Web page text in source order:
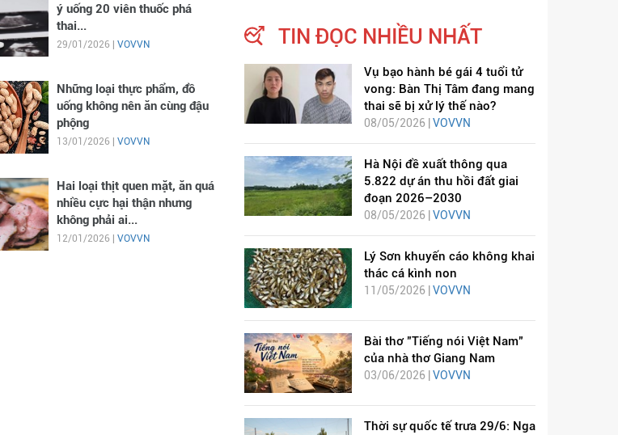
ý uống 20 viên thuốc phá
thai...
29/01/2026 | VOVVN
Những loại thực phẩm, đồ
uống không nên ăn cùng đậu
phộng
13/01/2026 | VOVVN
Hai loại thịt quen mặt, ăn quá
nhiều cực hại thận nhưng
không phải ai...
12/01/2026 | VOVVN
TIN ĐỌC NHIỀU NHẤT
Vụ bạo hành bé gái 4 tuổi tử
vong: Bàn Thị Tâm đang mang
thai sẽ bị xử lý thế nào?
08/05/2026 | VOVVN
Hà Nội đề xuất thông qua
5.822 dự án thu hồi đất giai
đoạn 2026–2030
08/05/2026 | VOVVN
Lý Sơn khuyến cáo không khai
thác cá kình non
11/05/2026 | VOVVN
Bài thơ "Tiếng nói Việt Nam"
của nhà thơ Giang Nam
03/06/2026 | VOVVN
Thời sự quốc tế trưa 29/6: Nga